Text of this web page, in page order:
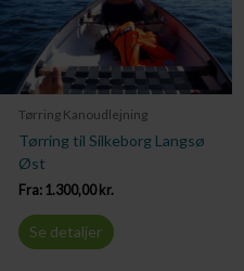
Tørring Kanoudlejning
Tørring til Silkeborg Langsø
Øst
Fra: 1.300,00 kr.
Se detaljer